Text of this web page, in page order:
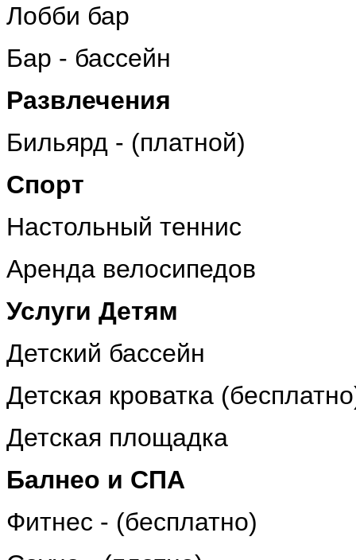
Лобби бар
Бар - бассейн
Развлечения
Бильярд - (платной)
Спорт
Настольный теннис
Аренда велосипедов
Услуги Детям
Детский бассейн
Детская кроватка
Детская площадка
Балнео и СПА
Фитнес - (бесплатно)